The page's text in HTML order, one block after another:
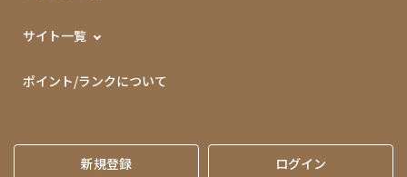
サイト一覧
ポイント/ランクについて
新規登録 ログイン